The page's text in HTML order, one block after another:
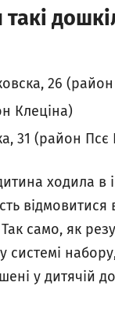
26 (район
Клеціна)
31 (район Псє
ходила в
відмовитися
само, як
системі
у дитячій